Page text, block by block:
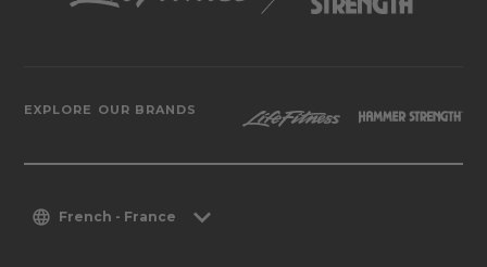
EXPLORE OUR BRANDS
French - France